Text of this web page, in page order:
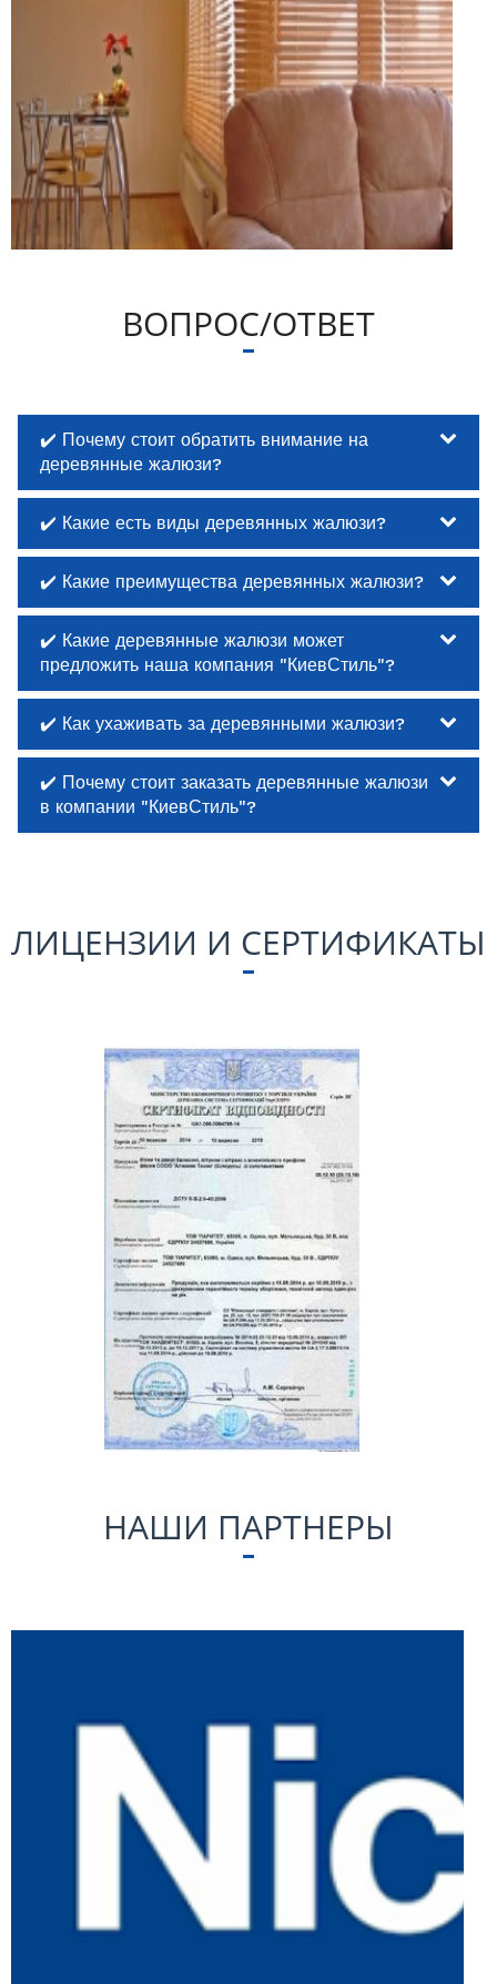
ВОПРОС/ОТВЕТ
✔️ Почему стоит обратить внимание на
деревянные жалюзи?
✔️ Какие есть виды деревянных жалюзи?
✔️ Какие преимущества деревянных жалюзи?
✔️ Какие деревянные жалюзи может
предложить наша компания "КиевСтиль"?
✔️ Как ухаживать за деревянными жалюзи?
✔️ Почему стоит заказать деревянные жалюзи
в компании "КиевСтиль"?
ЛИЦЕНЗИИ И СЕРТИФИКАТЫ
НАШИ ПАРТНЕРЫ